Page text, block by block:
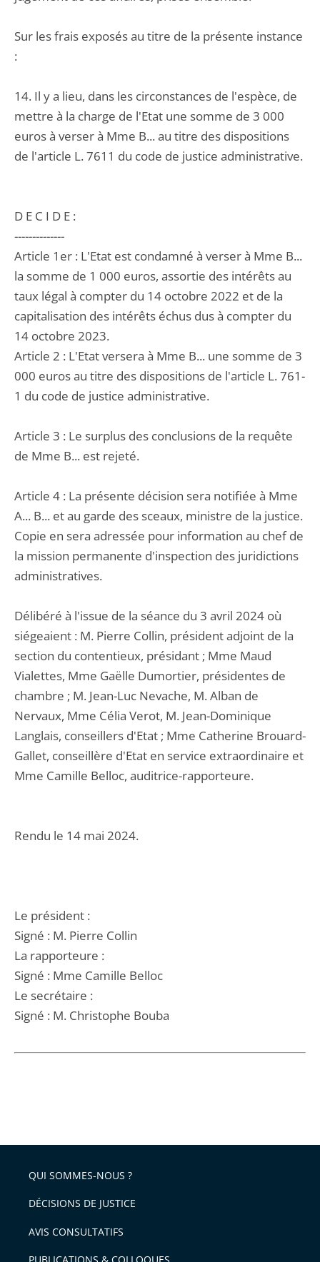
Sur les frais exposés au titre de la présente instance
:
14. Il y a lieu, dans les circonstances de l'espèce, de
mettre à la charge de l'Etat une somme de 3 000
euros à verser à Mme B... au titre des dispositions
de l'article L. 7611 du code de justice administrative.
D E C I D E :
--------------
Article 1er : L'Etat est condamné à verser à Mme B...
la somme de 1 000 euros, assortie des intérêts au
taux légal à compter du 14 octobre 2022 et de la
capitalisation des intérêts échus dus à compter du
14 octobre 2023.
Article 2 : L'Etat versera à Mme B... une somme de 3
000 euros au titre des dispositions de l'article L. 761-
1 du code de justice administrative.
Article 3 : Le surplus des conclusions de la requête
de Mme B... est rejeté.
Article 4 : La présente décision sera notifiée à Mme
A... B... et au garde des sceaux, ministre de la justice.
Copie en sera adressée pour information au chef de
la mission permanente d'inspection des juridictions
administratives.
Délibéré à l'issue de la séance du 3 avril 2024 où
siégeaient : M. Pierre Collin, président adjoint de la
section du contentieux, présidant ; Mme Maud
Vialettes, Mme Gaëlle Dumortier, présidentes de
chambre ; M. Jean-Luc Nevache, M. Alban de
Nervaux, Mme Célia Verot, M. Jean-Dominique
Langlais, conseillers d'Etat ; Mme Catherine Brouard-
Gallet, conseillère d'Etat en service extraordinaire et
Mme Camille Belloc, auditrice-rapporteure.
Rendu le 14 mai 2024.
Le président :
Signé : M. Pierre Collin
La rapporteure :
Signé : Mme Camille Belloc
Le secrétaire :
Signé : M. Christophe Bouba
QUI SOMMES-NOUS ?
DÉCISIONS DE JUSTICE
AVIS CONSULTATIFS